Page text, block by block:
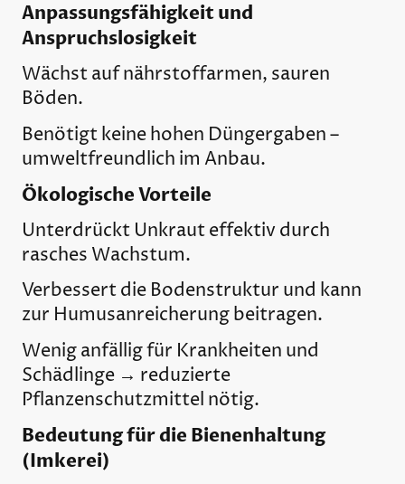
Anpassungsfähigkeit und
Anspruchslosigkeit
Wächst auf nährstoffarmen, sauren
Böden.
Benötigt keine hohen Düngergaben –
umweltfreundlich im Anbau.
Ökologische Vorteile
Unterdrückt Unkraut effektiv durch
rasches Wachstum.
Verbessert die Bodenstruktur und kann
zur Humusanreicherung beitragen.
Wenig anfällig für Krankheiten und
Schädlinge → reduzierte
Pflanzenschutzmittel nötig.
Bedeutung für die Bienenhaltung
(Imkerei)